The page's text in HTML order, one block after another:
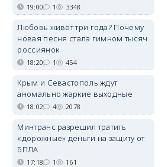
19:00 1 3348
Любовь живёт три года? Почему
новая песня стала гимном тысяч
россиянок
18:20 1 454
Крым и Севастополь ждут
аномально жаркие выходные
18:02 4 2078
Минтранс разрешил тратить
«дорожные» деньги на защиту от
БПЛА
17:18 1 161